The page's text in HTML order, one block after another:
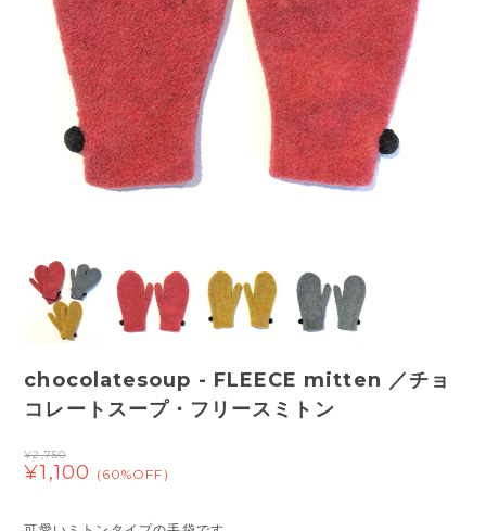
chocolatesoup - FLEECE mitten ／チョ
コレートスープ・フリースミトン
¥2,750
¥1,100 (60%OFF)